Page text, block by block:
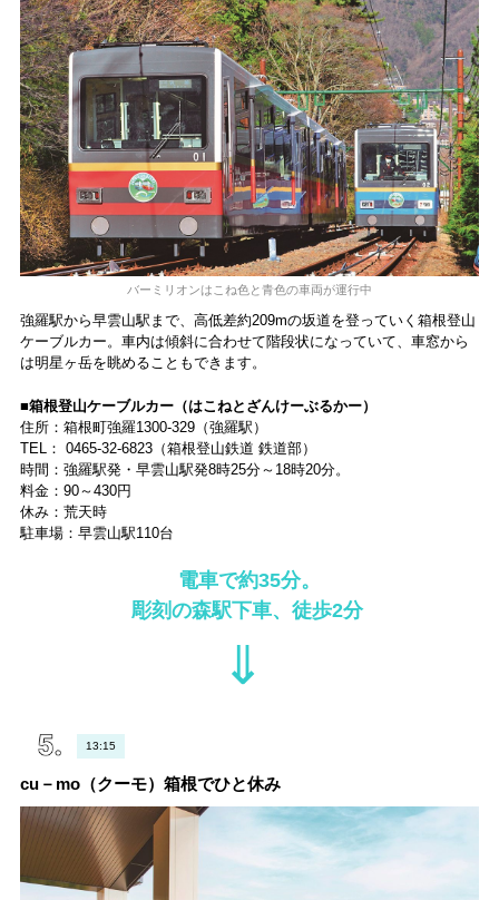
バーミリオンはこね色と青色の車両が運行中
強羅駅から早雲山駅まで、高低差約209mの坂道を登っていく箱根登山
ケーブルカー。車内は傾斜に合わせて階段状になっていて、車窓から
は明星ヶ岳を眺めることもできます。
■箱根登山ケーブルカー（はこねとざんけーぶるかー）
住所：箱根町強羅1300-329（強羅駅）
TEL： 0465-32-6823（箱根登山鉄道 鉄道部）
時間：強羅駅発・早雲山駅発8時25分～18時20分。
料金：90～430円
休み：荒天時
駐車場：早雲山駅110台
電車で約35分。
彫刻の森駅下車、徒歩2分
⇓
13:15
cu－mo（クーモ）箱根でひと休み